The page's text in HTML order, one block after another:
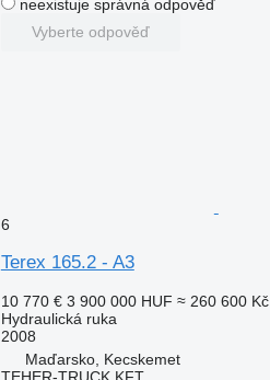
neexistuje správná odpověď
Vyberte odpověď
6
Terex 165.2 - A3
10 770 € 3 900 000 HUF ≈ 260 600 Kč
Hydraulická ruka
2008
Maďarsko, Kecskemet